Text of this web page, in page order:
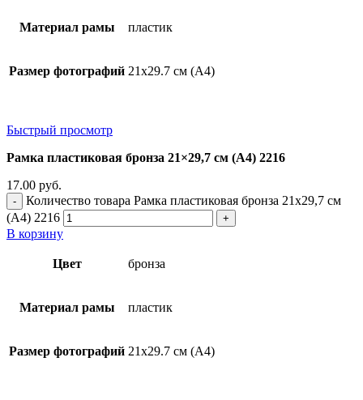
Материал рамы пластик
Размер фотографий 21х29.7 см (А4)
Быстрый просмотр
Рамка пластиковая бронза 21×29,7 см (А4) 2216
17.00 руб.
Количество товара Рамка пластиковая бронза 21x29,7 см
(А4) 2216
В корзину
Цвет бронза
Материал рамы пластик
Размер фотографий 21х29.7 см (А4)